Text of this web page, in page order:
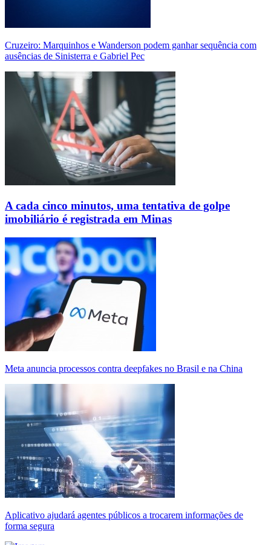
Cruzeiro: Marquinhos e Wanderson podem ganhar sequência com
ausências de Sinisterra e Gabriel Pec
A cada cinco minutos, uma tentativa de golpe
imobiliário é registrada em Minas
Meta anuncia processos contra deepfakes no Brasil e na China
Aplicativo ajudará agentes públicos a trocarem informações de
forma segura